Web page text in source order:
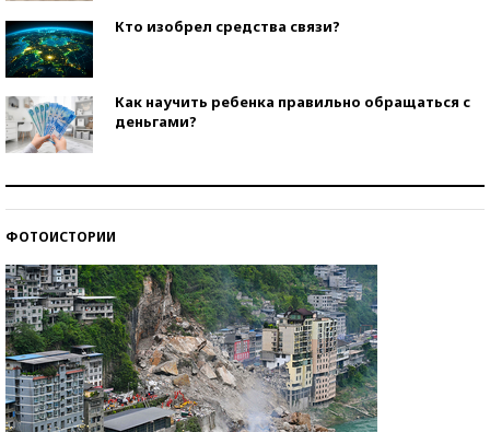
Кто изобрел средства связи?
Как научить ребенка правильно обращаться с
деньгами?
ФОТОИСТОРИИ